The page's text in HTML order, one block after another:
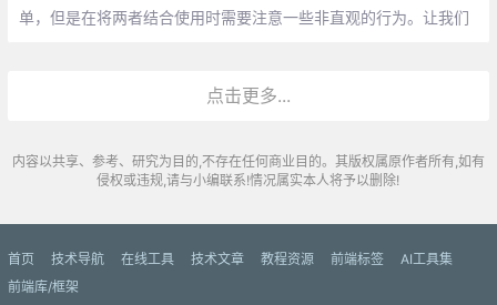
单，但是在将两者结合使用时需要注意一些非直观的行为。让我们
点击更多...
内容以共享、参考、研究为目的,不存在任何商业目的。其版权属原作者所有,如有
侵权或违规,请与小编联系!情况属实本人将予以删除!
首页 技术导航 在线工具 技术文章 教程资源 前端标签
AI工具集
前端库/框架